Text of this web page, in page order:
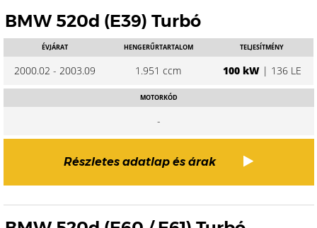
BMW 520d (E39) Turbó
ÉVJÁRAT
2000.02 - 2003.09
HENGERŰRTARTALOM
1.951 ccm
TELJESÍTMÉNY
100 kW| 136 LE
MOTORKÓD
-
Részletes adatlap és árak